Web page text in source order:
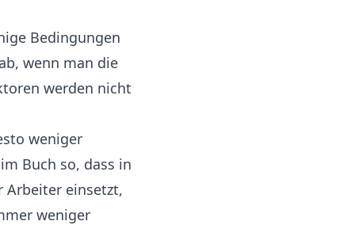
Bedingungen
wenn man die
werden nicht
weniger
Buch so, dass in
Arbeiter einsetzt,
weniger